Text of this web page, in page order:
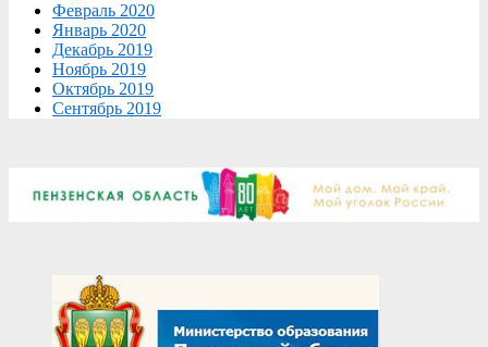
Февраль 2020
Январь 2020
Декабрь 2019
Ноябрь 2019
Октябрь 2019
Сентябрь 2019